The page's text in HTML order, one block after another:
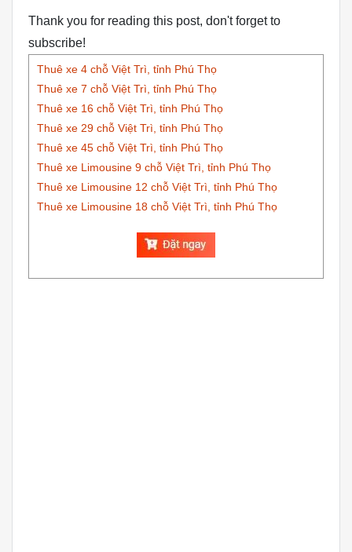
Thank you for reading this post, don't forget to
subscribe!
Thuê xe 4 chỗ Việt Trì, tỉnh Phú Thọ
Thuê xe 7 chỗ Việt Trì, tỉnh Phú Thọ
Thuê xe 16 chỗ Việt Trì, tỉnh Phú Thọ
Thuê xe 29 chỗ Việt Trì, tỉnh Phú Thọ
Thuê xe 45 chỗ Việt Trì, tỉnh Phú Thọ
Thuê xe Limousine 9 chỗ Việt Trì, tỉnh Phú Thọ
Thuê xe Limousine 12 chỗ Việt Trì, tỉnh Phú Thọ
Thuê xe Limousine 18 chỗ Việt Trì, tỉnh Phú Thọ